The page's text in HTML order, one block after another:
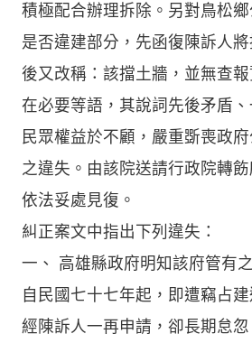
積極配合辦理拆除。另對鳥松
是否違建部分，先函復陳訴人
後又改稱：該擋土牆，並無查
在必要等語，其說詞先後矛盾
民眾權益於不顧，嚴重斲喪政
之違失。由該院送請行政院轉
依法妥處見復。
糾正案文中指出下列違失：
一、 高雄縣政府明知該府管有
自民國七十七年起，即遭竊占
經陳訴人一再申請，卻長期怠